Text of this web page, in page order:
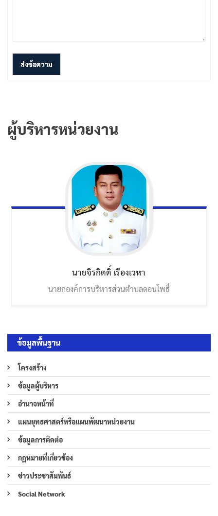
ส่งข้อความ
ผู้บริหารหน่วยงาน
นายจิรกิตติ์ เรืองเวหา
นายกองค์การบริหารส่วนตำบลดอนโพธิ์
ข้อมูลพื้นฐาน
โครงสร้าง
ข้อมูลผู้บริหาร
อำนาจหน้าที่
แผนยุทธศาสตร์หรือแผนพัฒนาหน่วยงาน
ข้อมูลการติดต่อ
กฎหมายที่เกี่ยวข้อง
ข่าวประชาสัมพันธ์
Social Network